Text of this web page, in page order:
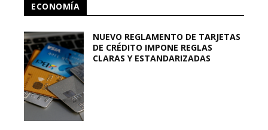
ECONOMÍA
NUEVO REGLAMENTO DE TARJETAS
DE CRÉDITO IMPONE REGLAS
CLARAS Y ESTANDARIZADAS